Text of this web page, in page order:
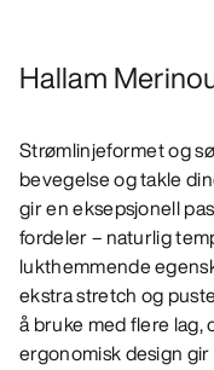
Hallam
Strømlinjeformet og
bevegelse og takle
gir en eksepsjonell
fordeler – naturlig
lukthemmende
ekstra stretch og
å bruke med flere lag,
ergonomisk design